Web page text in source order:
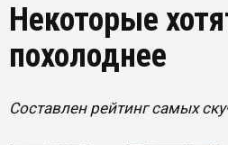
Некоторые
похолоднее
Составлен рейтинг самых